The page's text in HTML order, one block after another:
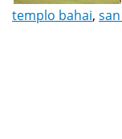
templo bahai,